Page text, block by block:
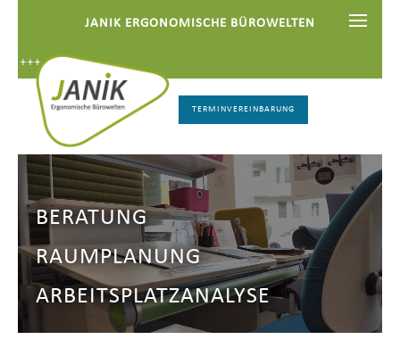
TERMINVEREINBARUNG
JANIK ERGONOMISCHE BÜROWELTEN
BERATUNG
RAUMPLANUNG
ARBEITSPLATZANALYSE